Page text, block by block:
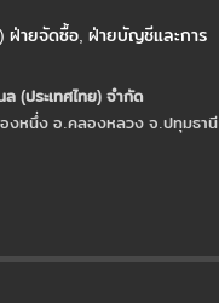
ฝ่ายจัดซื้อ, ฝ่ายบัญชีและการ
(ประเทศไทย) จํากัด
งหนึ่ง อ.คลองหลวง จ.ปทุมธานี